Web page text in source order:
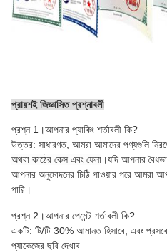
প্রায়শই জিজ্ঞাসিত প্রশ্নাবলী
প্রশ্ন 1।আপনার প্যাকিং শর্তাবলী কি?
উত্তর: সাধারণত, আমরা আমাদের পণ্যগুলি
অথবা কাঠের কেস এবং ফেনা ।যদি আপনার
আপনার অনুমোদনের চিঠি পাওয়ার পরে আমরা
পারি।
প্রশ্ন 2।আপনার পেমেন্ট শর্তাবলী কি?
একটি: টি/টি 30% আমানত হিসাবে, এবং
প্যাকেজের ছবি দেখাব